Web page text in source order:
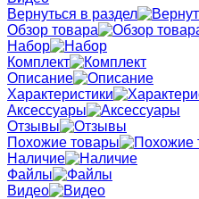
Вернуться в раздел
Обзор товара
Набор
Комплект
Описание
Характеристики
Аксессуары
Отзывы
Похожие товары
Наличие
Файлы
Видео